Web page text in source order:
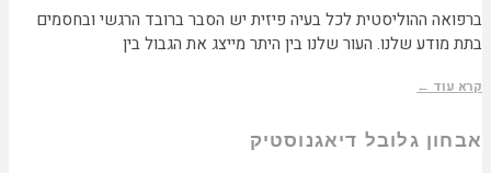
ברפואה ההוליסטית לכל בעיה פיזית יש הסבר ברובד הרגשי ובחסמים
בתת מודע שלנו. העור שלנו בין היתר מייצג את הגבול בין
קרא עוד ←
אבחון גלובל דיאגנוסטיק